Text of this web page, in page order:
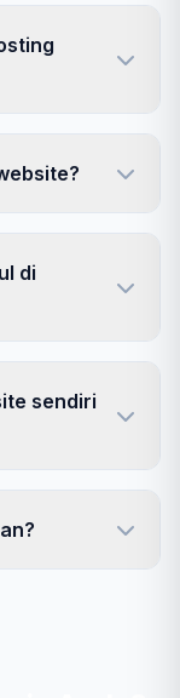
di
sendiri